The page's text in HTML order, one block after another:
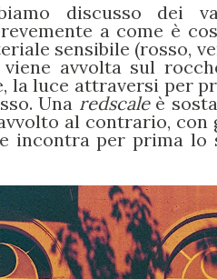
discusso dei
a come è
sensibile (rosso,
avvolta sul
la luce attraversi per
Una redscaleè
al contrario,
incontra per prima lo